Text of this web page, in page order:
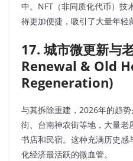
中。NFT（非同质化代币）技
得更加便捷，吸引了大量年轻
17. 城市微更新与
Renewal & Old
Regeneration)
与其拆除重建，2026年的趋
街、台南神农街等地，大量老
书店和民宿。这种充满历史感
化经济最活跃的微血管。